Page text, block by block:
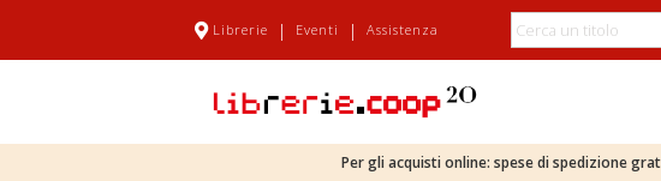
Librerie | Eventi | Assistenza
Per gli acquisti online: spese di spedizione